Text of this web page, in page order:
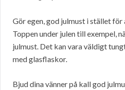
Gör egen, god julmust i stället
Toppen under julen till exempel,
julmust. Det kan vara väldigt
med glasflaskor.
Bjud dina vänner på kall god